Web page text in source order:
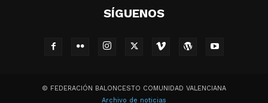
SÍGUENOS
© FEDERACIÓN BALONCESTO COMUNIDAD VALENCIANA
Archivo de noticias